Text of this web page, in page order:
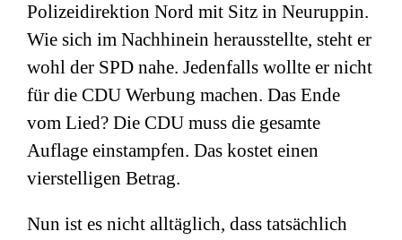
Polizeidirektion Nord mit Sitz in Neuruppin.
Wie sich im Nachhinein herausstellte, steht er
wohl der SPD nahe. Jedenfalls wollte er nicht
für die CDU Werbung machen. Das Ende
vom Lied? Die CDU muss die gesamte
Auflage einstampfen. Das kostet einen
vierstelligen Betrag.
Nun ist es nicht alltäglich, dass tatsächlich